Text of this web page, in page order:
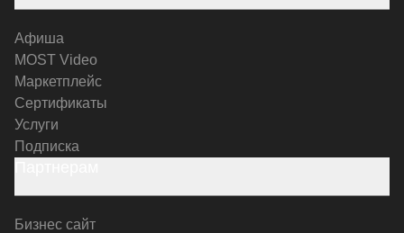
Афиша
MOST Video
Маркетплейс
Сертификаты
Услуги
Подписка
Бизнес сайт